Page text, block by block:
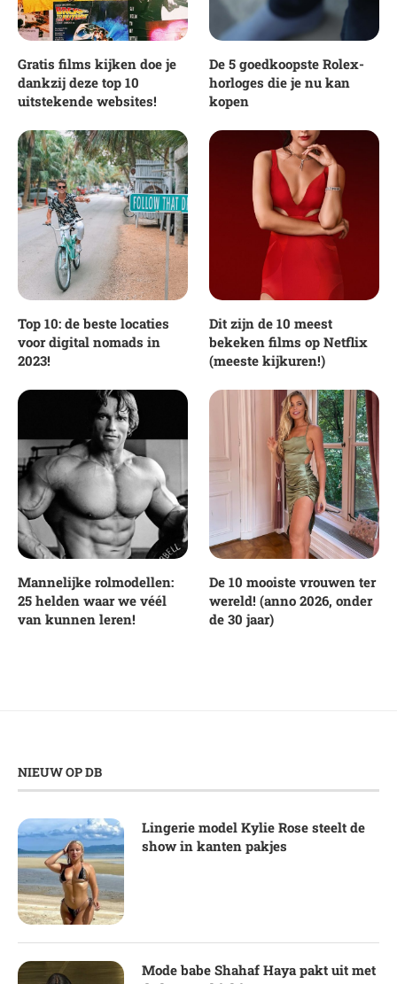
Gratis films kijken doe je
dankzij deze top 10
uitstekende websites!
De 5 goedkoopste Rolex-
horloges die je nu kan
kopen
Top 10: de beste locaties
voor digital nomads in
2023!
Dit zijn de 10 meest
bekeken films op Netflix
(meeste kijkuren!)
Mannelijke rolmodellen:
25 helden waar we véél
van kunnen leren!
De 10 mooiste vrouwen ter
wereld! (anno 2026, onder
de 30 jaar)
NIEUW OP DB
Lingerie model Kylie Rose steelt de
show in kanten pakjes
Mode babe Shahaf Haya pakt uit met